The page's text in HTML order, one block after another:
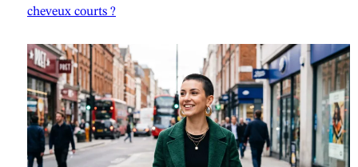
cheveux courts ?